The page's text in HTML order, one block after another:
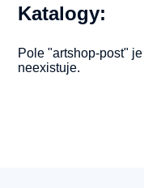
Katalogy:
Pole "artshop-post"
neexistuje.